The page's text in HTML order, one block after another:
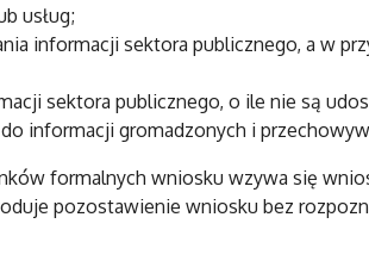
usług;
informacji sektora publicznego, a w
sektora publicznego, o ile nie są
informacji gromadzonych i
formalnych wniosku wzywa się
pozostawienie wniosku bez